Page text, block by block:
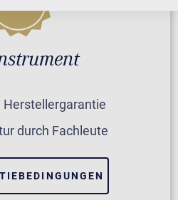
Herstellergarantie
durch Fachleute